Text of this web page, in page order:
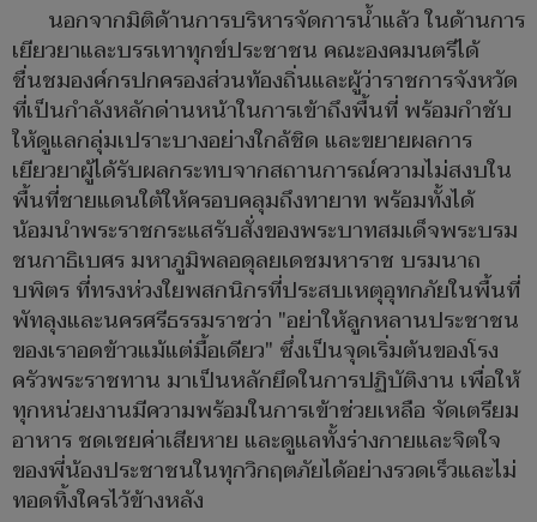
นอกจากมิติด้านการบริหารจัดการน้ำแล้ว ในด้านการ
เยียวยาและบรรเทาทุกข์ประชาชน คณะองคมนตรีได้
ชื่นชมองค์กรปกครองส่วนท้องถิ่นและผู้ว่าราชการจังหวัด
ที่เป็นกำลังหลักด่านหน้าในการเข้าถึงพื้นที่ พร้อมกำชับ
ให้ดูแลกลุ่มเปราะบางอย่างใกล้ชิด และขยายผลการ
เยียวยาผู้ได้รับผลกระทบจากสถานการณ์ความไม่สงบใน
พื้นที่ชายแดนใต้ให้ครอบคลุมถึงทายาท พร้อมทั้งได้
น้อมนำพระราชกระแสรับสั่งของพระบาทสมเด็จพระบรม
ชนกาธิเบศร มหาภูมิพลอดุลยเดชมหาราช บรมนาถ
บพิตร ที่ทรงห่วงใยพสกนิกรที่ประสบเหตุอุทกภัยในพื้นที่
พัทลุงและนครศรีธรรมราชว่า "อย่าให้ลูกหลานประชาชน
ของเราอดข้าวแม้แต่มื้อเดียว" ซึ่งเป็นจุดเริ่มต้นของโรง
ครัวพระราชทาน มาเป็นหลักยึดในการปฏิบัติงาน เพื่อให้
ทุกหน่วยงานมีความพร้อมในการเข้าช่วยเหลือ จัดเตรียม
อาหาร ชดเชยค่าเสียหาย และดูแลทั้งร่างกายและจิตใจ
ของพี่น้องประชาชนในทุกวิกฤตภัยได้อย่างรวดเร็วและไม่
ทอดทิ้งใครไว้ข้างหลัง